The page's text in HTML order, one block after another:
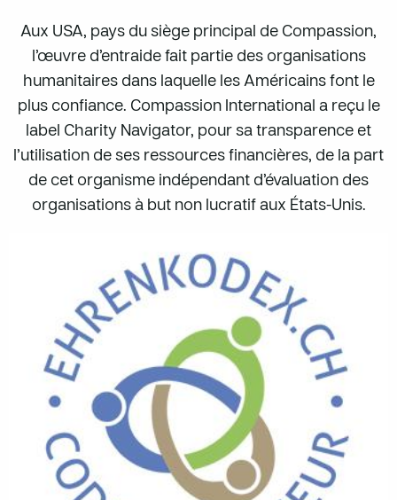
Aux USA, pays du siège principal de Compassion,
l’œuvre d’entraide fait partie des organisations
humanitaires dans laquelle les Américains font le
plus confiance. Compassion International a reçu le
label Charity Navigator, pour sa transparence et
l’utilisation de ses ressources financières, de la part
de cet organisme indépendant d’évaluation des
organisations à but non lucratif aux États-Unis.